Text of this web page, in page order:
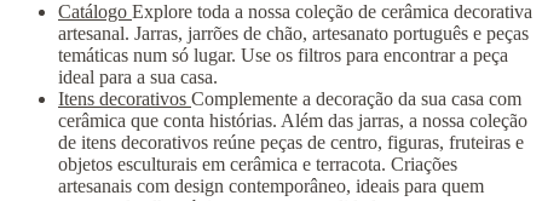
Catálogo Explore toda a nossa coleção de cerâmica decorativa
artesanal. Jarras, jarrões de chão, artesanato português e peças
temáticas num só lugar. Use os filtros para encontrar a peça
ideal para a sua casa.
Itens decorativos Complemente a decoração da sua casa com
cerâmica que conta histórias. Além das jarras, a nossa coleção
de itens decorativos reúne peças de centro, figuras, fruteiras e
objetos esculturais em cerâmica e terracota. Criações
artesanais com design contemporâneo, ideais para quem